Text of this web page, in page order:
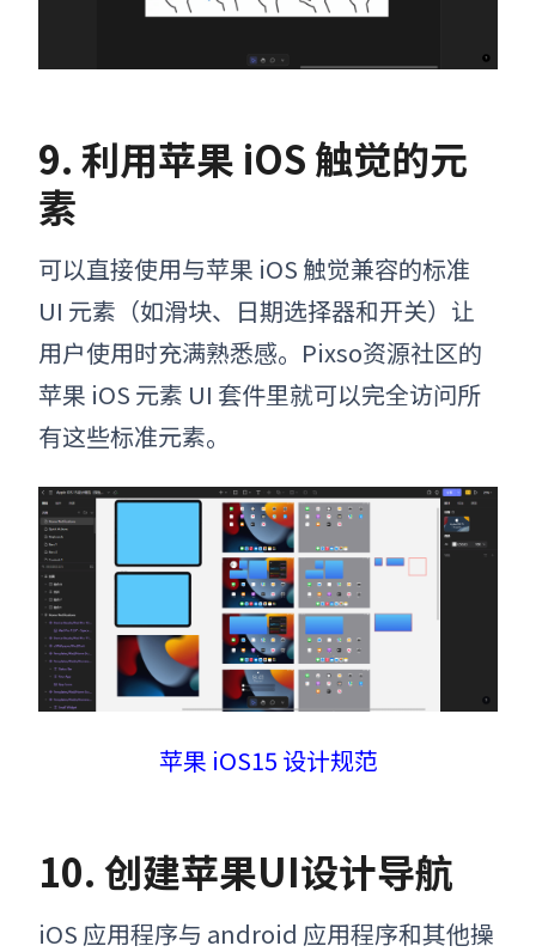
9. 利用苹果 iOS 触觉的元
素
可以直接使用与苹果 iOS 触觉兼容的标准
UI 元素（如滑块、日期选择器和开关）让
用户使用时充满熟悉感。 Pixso资源社区的
苹果 iOS 元素 UI 套件里就可以完全访问所
有这些标准元素。
苹果 iOS15 设计规范
10. 创建苹果UI设计导航
iOS 应用程序与 android 应用程序和其他操